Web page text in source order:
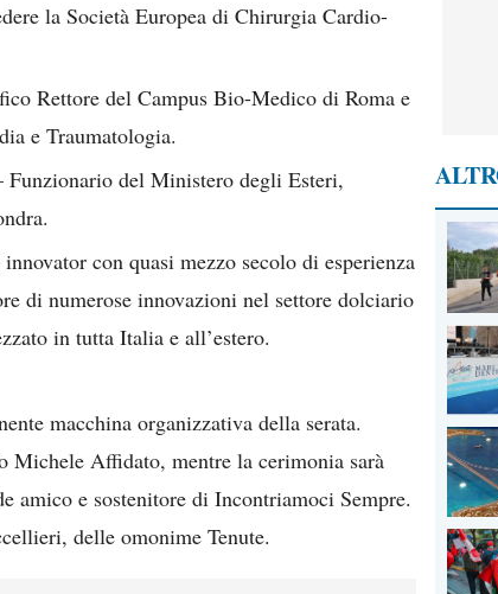
la Società Europea di Chirurgia Cardio-
Rettore del Campus Bio-Medico di Roma e
e Traumatologia.
del Ministero degli Esteri,
con quasi mezzo secolo di esperienza
di numerose innovazioni nel settore dolciario
in tutta Italia e all’estero.
macchina organizzativa della serata.
Michele Affidato, mentre la cerimonia sarà
amico e sostenitore di Incontriamoci Sempre.
delle omonime Tenute.